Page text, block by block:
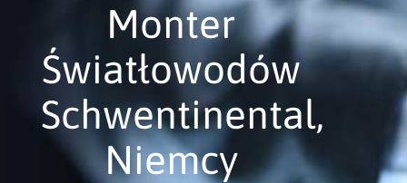
Monter
Światłowodów
Schwentinental,
Niemcy